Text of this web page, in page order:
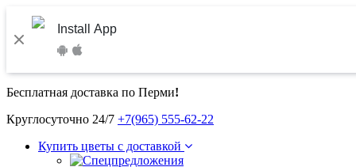
Install App
Бесплатная доставка по Перми!
Круглосуточно 24/7 +7(965) 555-62-22
Купить цветы с доставкой